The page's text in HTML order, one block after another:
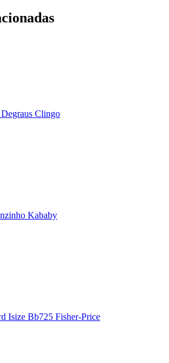
Clingo
Kababy
Isize Bb725 Fisher-Price